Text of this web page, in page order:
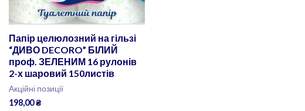
Папір целюлозний на гільзі
“ДИВО DECORO” БІЛИЙ
проф. ЗЕЛЕНИМ 16 рулонів
2-х шаровий 150листів
Акційні позиції
198,00₴